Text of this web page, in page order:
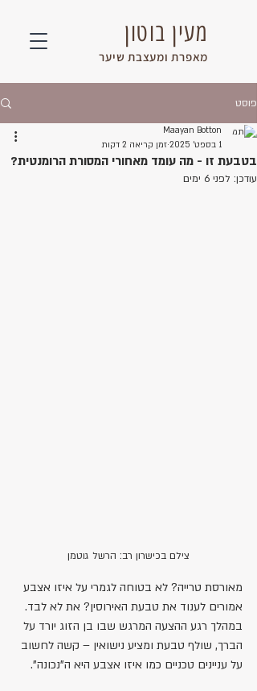
מעין בוטון
מאפרת ומעצבת שיער
פוסט
בטבעת זו - מה עומד מאחורי המסורת הרומנטית?
Maayan Botton
1 בספט׳ 2025
זמן קריאה 2 דקות
עודכן: לפני 6 ימים
צילם בכישרון רב: הרשל גוטמן
מאורסת טרייה? לא בטוחה לגמרי על איזו אצבע
אמורים לענוד את טבעת האירוסין? את לא לבד.
במהלך רגע ההצעה המרגש שבו בן הזוג יורד על
הברך, שולף טבעת ומציע נישואין – קשה לחשוב
על עניינים טכניים כמו איזו אצבע היא ה"נכונה".